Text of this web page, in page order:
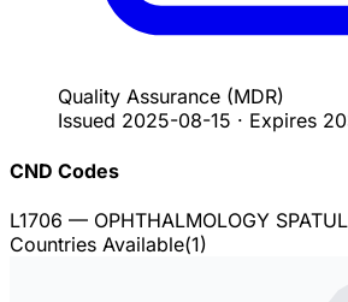
Quality Assurance (MDR)
Issued 2025-08-15 · Expires
CND Codes
L1706 — OPHTHALMOLOGY
Countries Available(1)